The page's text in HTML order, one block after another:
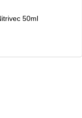
50ml